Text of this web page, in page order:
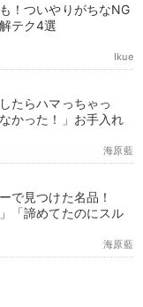
！ついやりがちなNG
テク4選
Ikue
たらハマっちゃっ
かった！」お手入れ
海原藍
で見つけた名品！
「諦めてたのにスル
海原藍